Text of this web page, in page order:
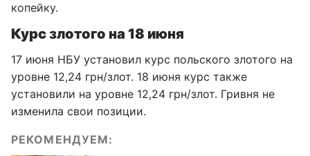
копейку.
Курс злотого на 18 июня
17 июня НБУ установил курс польского злотого на
уровне 12,24 грн/злот. 18 июня курс также
установили на уровне 12,24 грн/злот. Гривня не
изменила свои позиции.
РЕКОМЕНДУЕМ: